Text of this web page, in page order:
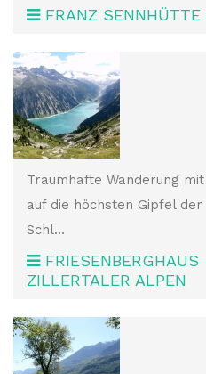
FRANZ
Traumhafte Wanderung
auf die höchsten Gipfel
Schl...
ZILLERTALER ALPEN